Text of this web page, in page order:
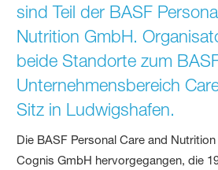
sind Teil der BASF
Nutrition GmbH.
beide Standorte zum
Unternehmensbereich
Sitz in Ludwigshafen.
Die BASF Personal Care and
Cognis GmbH hervorgegangen, die